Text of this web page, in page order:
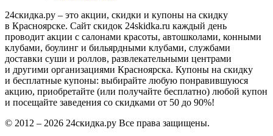
24скидка.ру – это акции, скидки и купоны на скидку
в Красноярске. Сайт скидок 24skidka.ru каждый день
проводит акции с салонами красоты, автошколами, конными
клубами, боулинг и бильярдными клубами, службами
доставки суши и роллов, развлекательными центрами
и другими организациями Красноярска. Купоны на скидку
и бесплатные купоны: выбирайте любую понравившуюся
акцию, приобретайте (или получайте бесплатно) любой купон
и посещайте заведения со скидками от 50 до 90%!
© 2012 – 2026 24скидка.ру Все права защищены.